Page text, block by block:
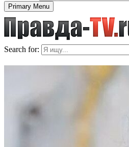
Primary Menu
Search for: